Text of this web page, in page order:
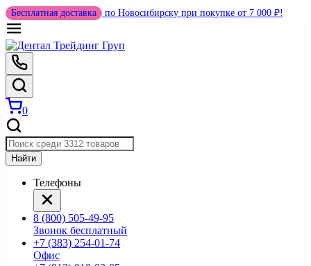
Бесплатная доставка по Новосибирску при покупке от 7 000 ₽!
0
Найти
Телефоны
8 (800) 505-49-95
Звонок бесплатный
+7 (383) 254-01-74
Офис